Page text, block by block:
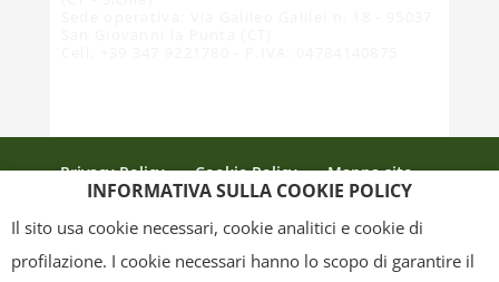
Privacy Policy Cookie Policy
Mappa sito
INFORMATIVA SULLA COOKIE POLICY
Il sito usa cookie necessari, cookie analitici e cookie di
profilazione. I cookie necessari hanno lo scopo di garantire il